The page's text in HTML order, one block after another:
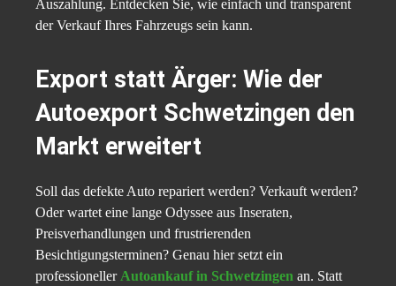
Auszahlung. Entdecken Sie, wie einfach und transparent
der Verkauf Ihres Fahrzeugs sein kann.
Export statt Ärger: Wie der
Autoexport Schwetzingen den
Markt erweitert
Soll das defekte Auto repariert werden? Verkauft werden?
Oder wartet eine lange Odyssee aus Inseraten,
Preisverhandlungen und frustrierenden
Besichtigungsterminen? Genau hier setzt ein
professioneller Autoankauf in Schwetzingen an. Statt